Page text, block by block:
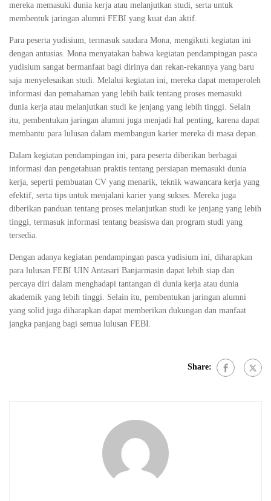
mereka memasuki dunia kerja atau melanjutkan studi, serta untuk
membentuk jaringan alumni FEBI yang kuat dan aktif.
Para peserta yudisium, termasuk saudara Mona, mengikuti kegiatan ini
dengan antusias. Mona menyatakan bahwa kegiatan pendampingan pasca
yudisium sangat bermanfaat bagi dirinya dan rekan-rekannya yang baru
saja menyelesaikan studi. Melalui kegiatan ini, mereka dapat memperoleh
informasi dan pemahaman yang lebih baik tentang proses memasuki
dunia kerja atau melanjutkan studi ke jenjang yang lebih tinggi. Selain
itu, pembentukan jaringan alumni juga menjadi hal penting, karena dapat
membantu para lulusan dalam membangun karier mereka di masa depan.
Dalam kegiatan pendampingan ini, para peserta diberikan berbagai
informasi dan pengetahuan praktis tentang persiapan memasuki dunia
kerja, seperti pembuatan CV yang menarik, teknik wawancara kerja yang
efektif, serta tips untuk menjalani karier yang sukses. Mereka juga
diberikan panduan tentang proses melanjutkan studi ke jenjang yang lebih
tinggi, termasuk informasi tentang beasiswa dan program studi yang
tersedia.
Dengan adanya kegiatan pendampingan pasca yudisium ini, diharapkan
para lulusan FEBI UIN Antasari Banjarmasin dapat lebih siap dan
percaya diri dalam menghadapi tantangan di dunia kerja atau dunia
akademik yang lebih tinggi. Selain itu, pembentukan jaringan alumni
yang solid juga diharapkan dapat memberikan dukungan dan manfaat
jangka panjang bagi semua lulusan FEBI.
Share: